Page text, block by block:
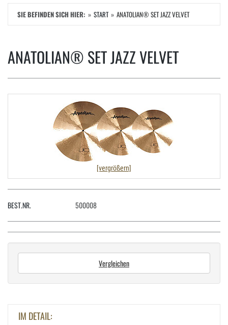
SIE BEFINDEN SICH HIER: START ANATOLIAN® SET JAZZ VELVET
ANATOLIAN® SET JAZZ VELVET
[vergrößern]
BEST.NR. 500008
Vergleichen
IM DETAIL: